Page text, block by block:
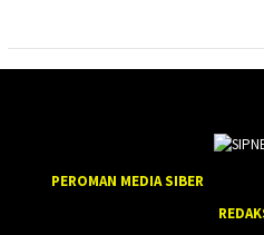
PEROMAN MEDIA SIBER